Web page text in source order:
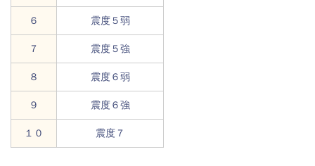
６ 震度５弱
７ 震度５強
８ 震度６弱
９ 震度６強
１０ 震度７